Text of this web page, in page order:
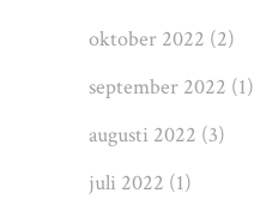
oktober 2022 (2)
september 2022 (1)
augusti 2022 (3)
juli 2022 (1)